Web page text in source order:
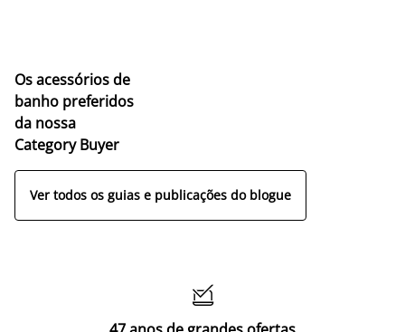
Os acessórios de
banho preferidos
da nossa
Category Buyer
Ver todos os guias e publicações do blogue
